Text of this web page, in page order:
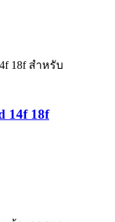
14f 18f